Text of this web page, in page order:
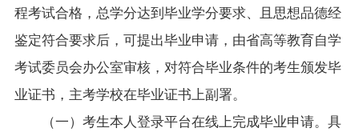
程考试合格，总学分达到毕业学分要求、且思想品德经
鉴定符合要求后，可提出毕业申请，由省高等教育自学
考试委员会办公室审核，对符合毕业条件的考生颁发毕
业证书，主考学校在毕业证书上副署。
（一）考生本人登录平台在线上完成毕业申请。具